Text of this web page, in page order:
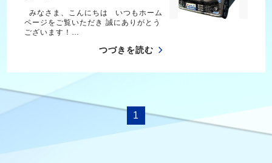
みなさま、こんにちは いつもホーム
ページをご覧いただき 誠にありがとう
ございます！…
つづきを読む
1